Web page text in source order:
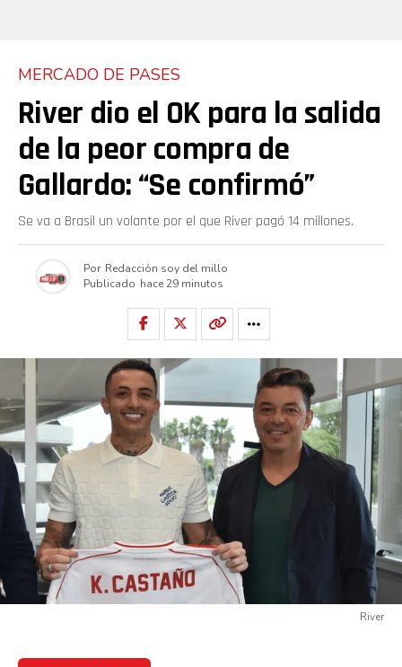
MERCADO DE PASES
River dio el OK para la salida
de la peor compra de
Gallardo: “Se confirmó”
Se va a Brasil un volante por el que River pagó 14 millones.
Por Redacción soy del millo
Publicado hace 29 minutos
River